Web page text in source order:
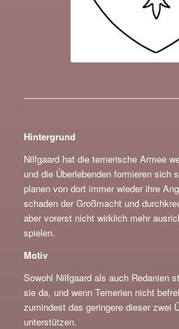
Hintergrund
Nilfgaard hat die temerische Armee
und die Überlebenden formieren sich
planen von dort immer wieder ihre
schaden der Großmacht und
aber vorerst nicht wirklich mehr
spielen.
Motiv
Sowohl Nilfgaard als auch Redanien
sie da, und wenn Temerien nicht
zumindest das geringere dieser zwei
unterstützen.